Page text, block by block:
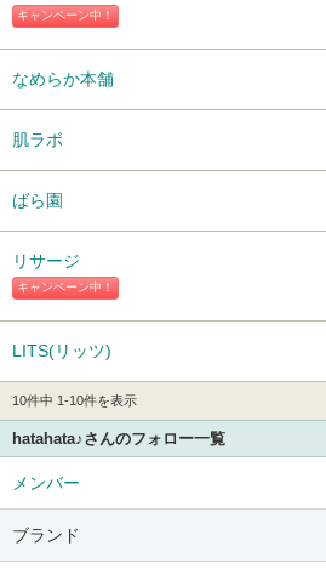
キャンペーン中！
なめらか本舗
肌ラボ
ばら園
キャンペーン中！
リサージ
LITS(リッツ)
10件中 1-10件を表示
hatahata♪さんのフォロー一覧
メンバー
ブランド